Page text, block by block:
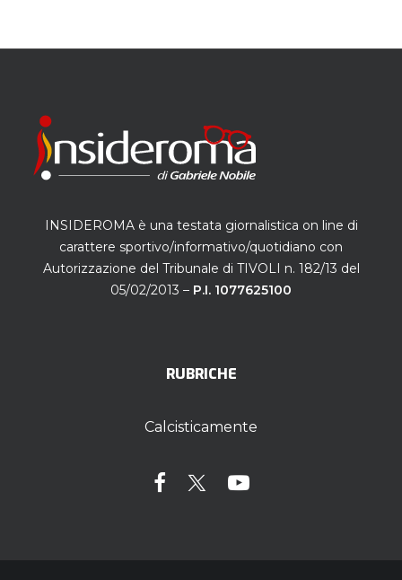
INSIDEROMA è una testata giornalistica on line di
carattere sportivo/informativo/quotidiano con
Autorizzazione del Tribunale di TIVOLI n. 182/13 del
05/02/2013 – P.I. 1077625100
RUBRICHE
Calcisticamente